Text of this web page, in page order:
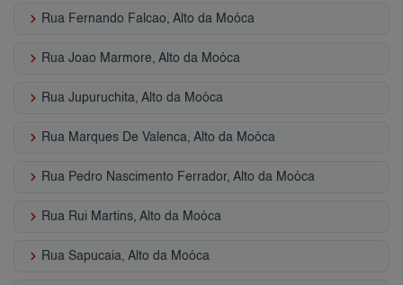
keyboard_arrow_right Rua Fernando Falcao, Alto da Moóca
keyboard_arrow_right Rua Joao Marmore, Alto da Moóca
keyboard_arrow_right Rua Jupuruchita, Alto da Moóca
keyboard_arrow_right Rua Marques De Valenca, Alto da Moóca
keyboard_arrow_right Rua Pedro Nascimento Ferrador, Alto da Moóca
keyboard_arrow_right Rua Rui Martins, Alto da Moóca
keyboard_arrow_right Rua Sapucaia, Alto da Moóca